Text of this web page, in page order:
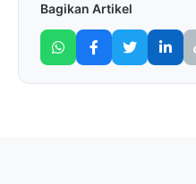
Bagikan Artikel